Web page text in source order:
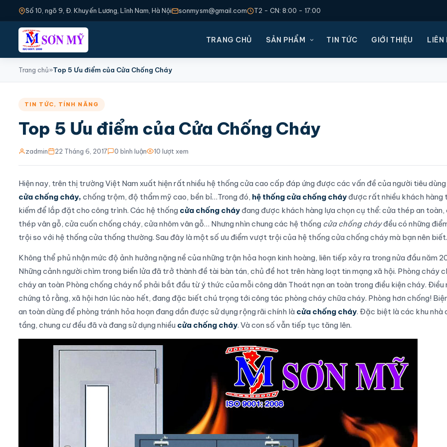
Số 10, ngõ 9, Đ. Khuyến Lương, Lĩnh Nam, Hà Nội sonmysm@gmail.com T2 - CN: 8:00 - 17:00
TRANG CHỦ SẢN PHẨM TIN TỨC GIỚI THIỆU LIÊN
Trang chủ»Top 5 Ưu điểm của Cửa Chống Cháy
TIN TỨC, TÍNH NĂNG
Top 5 Ưu điểm của Cửa Chống Cháy
zadmin 22 Tháng 6, 2017 0 bình luận 10 lượt xem
Hiện nay, trên thị trường Việt Nam xuất hiện rất nhiều hệ thống cửa cao cấp đáp ứng được các vấn đề của người tiêu dùng
cửa chống cháy, chống trộm, độ thẩm mỹ cao, bền bỉ…Trong đó, hệ thống cửa chống cháy được rất nhiều khách hàng
kiếm để lắp đặt cho công trình. Các hệ thống cửa chống cháy đang được khách hàng lựa chọn cụ thể: cửa thép an toàn,
thép vân gỗ, cửa cuốn chống cháy, cửa nhôm vân gỗ… Nhưng nhìn chung các hệ thống cửa chống cháyđều có những
trội so với hệ thống cửa thống thường. Sau đây là một số ưu điểm vượt trội của hệ thống cửa chống cháy mà bạn nên biết.
Không thể phủ nhận mức độ ảnh hưởng nặng nề của những trận hỏa hoạn kinh hoàng, liên tiếp xảy ra trong nửa đầu năm
Những cảnh người chìm trong biển lửa đã trở thành đề tài bàn tán, chủ đề hot trên hàng loạt tin mạng xã hội. Phòng cháy
cháy an toàn Phòng chống cháy nổ phải bắt đầu từ ý thức của mỗi công dân Thoát nạn an toàn trong điều kiện cháy. Điều
chứng tỏ rằng, xã hội hơn lúc nào hết, đang đặc biết chú trọng tới công tác phòng cháy chữa cháy. Phòng hơn chống!
an toàn dùng để phòng tránh hỏa hoạn đang dần được sử dụng rộng rãi chính là cửa chống cháy. Đặc biệt là các khu nhà
tầng, chung cư đều đã và đang sử dụng nhiều cửa chống cháy. Và con số vẫn tiếp tục tăng lên.